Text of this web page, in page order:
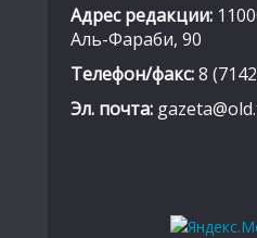
Адрес редакции:
Аль-Фараби, 90
Телефон/факс:8
Эл. почта: